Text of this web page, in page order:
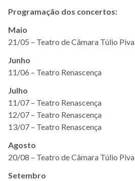
Programação dos concertos:
Maio
21/05 – Teatro de Câmara Túlio Piva
Junho
11/06 – Teatro Renascença
Julho
11/07 – Teatro Renascença
12/07 – Teatro Renascença
13/07 – Teatro Renascença
Agosto
20/08 – Teatro de Câmara Túlio Piva
Setembro